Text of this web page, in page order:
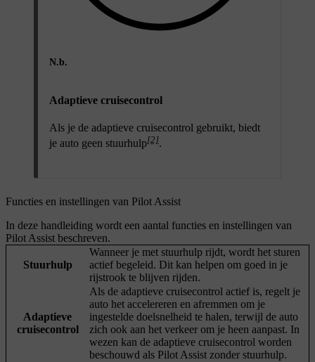
N.b.
Adaptieve cruisecontrol
Als je de adaptieve cruisecontrol gebruikt, biedt
je auto geen stuurhulp[2].
Functies en instellingen van Pilot Assist
In deze handleiding wordt een aantal functies en instellingen van
Pilot Assist beschreven.
Stuurhulp
Wanneer je met stuurhulp rijdt, wordt het sturen
actief begeleid. Dit kan helpen om goed in je
rijstrook te blijven rijden.
Adaptieve
cruisecontrol
Als de adaptieve cruisecontrol actief is, regelt je
auto het accelereren en afremmen om je
ingestelde doelsnelheid te halen, terwijl de auto
zich ook aan het verkeer om je heen aanpast. In
wezen kan de adaptieve cruisecontrol worden
beschouwd als Pilot Assist zonder stuurhulp.